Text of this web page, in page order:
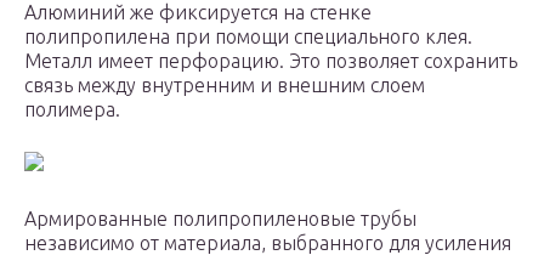
Алюминий же фиксируется на стенке
полипропилена при помощи специального клея.
Металл имеет перфорацию. Это позволяет сохранить
связь между внутренним и внешним слоем
полимера.
Армированные полипропиленовые трубы
независимо от материала, выбранного для усиления